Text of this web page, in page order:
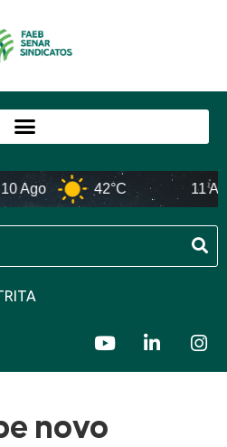
Ago 42°C 11 Ago
novo